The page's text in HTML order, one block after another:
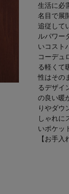
生活に必
名目で展
追従して
ルパワー
いコスト
コーデュ
る軽くて
性はその
るデザイ
の良い暖
りやダウ
しゃれに
いポケッ
【お手